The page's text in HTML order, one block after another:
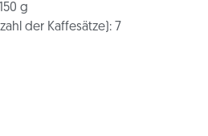
50 g
der Kaffesätze): 7